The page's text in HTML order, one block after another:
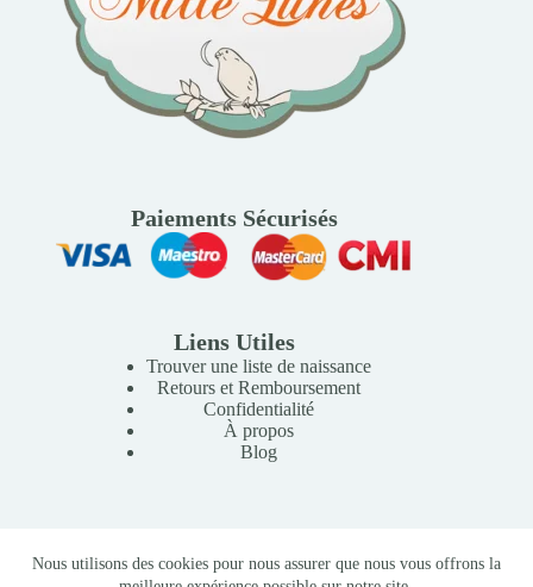
Nous utilisons des cookies pour nous assurer que nous vous offrons la
Paiements Sécurisés
Liens Utiles
Trouver une liste de naissance
Retours et Remboursement
Confidentialité
À propos
Blog
Copyright © 2026 Mille Lunes - Création du site :
Baptiste
-Conditions Générales de Vente